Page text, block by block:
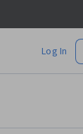
Log In